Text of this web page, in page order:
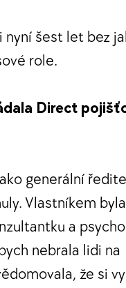
šest let bez
role.
Direct
generální
Vlastníkem byla
a
nebrala lidi na
že si